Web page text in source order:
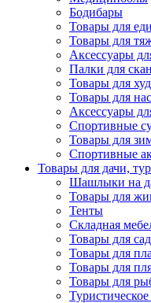
Бодибары
Товары для
Товары для
Аксессуары
Палки для
Товары для
Товары для
Аксессуары
Спортивные
Товары для
Спортивные
Товары для дачи,
Шашлыки на
Товары для
Тенты
Складная
Товары для
Товары для
Товары для
Товары для